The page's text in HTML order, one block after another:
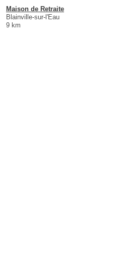
Maison de Retraite
Blainville-sur-l'Eau
9 km